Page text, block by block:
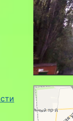
Липецк
Яндекс Карты